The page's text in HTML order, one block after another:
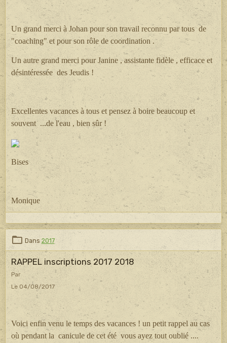
Un grand merci à Johan pour son travail reconnu par tous de
"coaching" et pour son rôle de coordination .
Un autre grand merci pour Janine , assistante fidèle , efficace et
désintéressée des Jeudis !
Excellentes vacances à tous et pensez à boire beaucoup et
souvent ...de l'eau , bien sûr !
Bises
Monique
Dans 2017
RAPPEL inscriptions 2017 2018
Par
Le 04/08/2017
Voici enfin venu le temps des vacances ! un petit rappel au cas
où pendant la canicule de cet été vous ayez tout oublié ....